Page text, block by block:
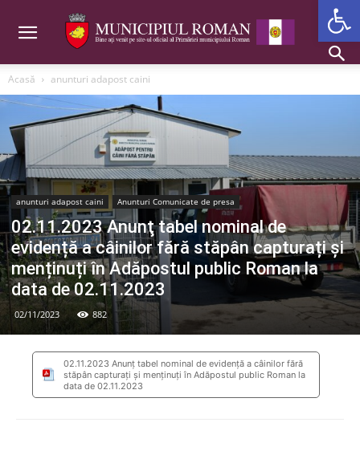
Acasă anunturi adapost caini
anunturi adapost caini Anunturi Comunicate de presa
02.11.2023 Anunţ tabel nominal de
evidență a câinilor fără stăpân capturați și
menținuți în Adăpostul public Roman la
data de 02.11.2023
02/11/2023 882
02.11.2023 Anunţ tabel nominal de evidență a câinilor fără
stăpân capturați și menținuți în Adăpostul public Roman la
data de 02.11.2023